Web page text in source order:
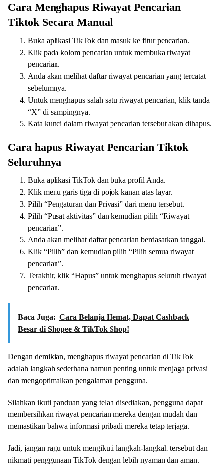
Cara Menghapus Riwayat Pencarian
Tiktok Secara Manual
Buka aplikasi TikTok dan masuk ke fitur pencarian.
Klik pada kolom pencarian untuk membuka riwayat
pencarian.
Anda akan melihat daftar riwayat pencarian yang tercatat
sebelumnya.
Untuk menghapus salah satu riwayat pencarian, klik tanda
“X” di sampingnya.
Kata kunci dalam riwayat pencarian tersebut akan dihapus.
Cara hapus Riwayat Pencarian Tiktok
Seluruhnya
Buka aplikasi TikTok dan buka profil Anda.
Klik menu garis tiga di pojok kanan atas layar.
Pilih “Pengaturan dan Privasi” dari menu tersebut.
Pilih “Pusat aktivitas” dan kemudian pilih “Riwayat
pencarian”.
Anda akan melihat daftar pencarian berdasarkan tanggal.
Klik “Pilih” dan kemudian pilih “Pilih semua riwayat
pencarian”.
Terakhir, klik “Hapus” untuk menghapus seluruh riwayat
pencarian.
Baca Juga: Cara Belanja Hemat, Dapat Cashback
Besar di Shopee & TikTok Shop!
Dengan demikian, menghapus riwayat pencarian di TikTok
adalah langkah sederhana namun penting untuk menjaga privasi
dan mengoptimalkan pengalaman pengguna.
Silahkan ikuti panduan yang telah disediakan, pengguna dapat
membersihkan riwayat pencarian mereka dengan mudah dan
memastikan bahwa informasi pribadi mereka tetap terjaga.
Jadi, jangan ragu untuk mengikuti langkah-langkah tersebut dan
nikmati penggunaan TikTok dengan lebih nyaman dan aman.